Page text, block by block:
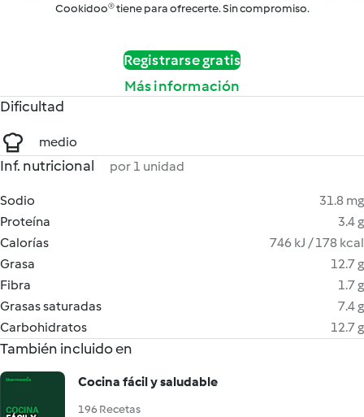
Cookidoo® tiene para ofrecerte. Sin compromiso.
Registrarse gratis
Más información
Dificultad
medio
Inf. nutricional por 1 unidad
Sodio
31.8 mg
Proteína
3.4 g
Calorías
746 kJ / 178 kcal
Grasa
12.7 g
Fibra
1.7 g
Grasas saturadas
7.4 g
Carbohidratos
12.7 g
También incluido en
Cocina fácil y saludable
196 Recetas